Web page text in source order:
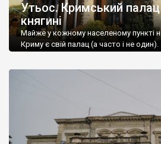
Утьос. Кримський палац
княгині
Майже у кожному населеному пункті
Криму є свій палац (а часто і не один).